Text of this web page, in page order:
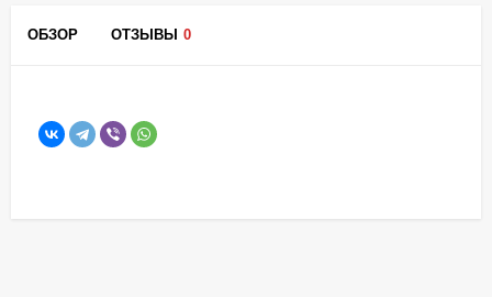
ОБЗОР ОТЗЫВЫ 0